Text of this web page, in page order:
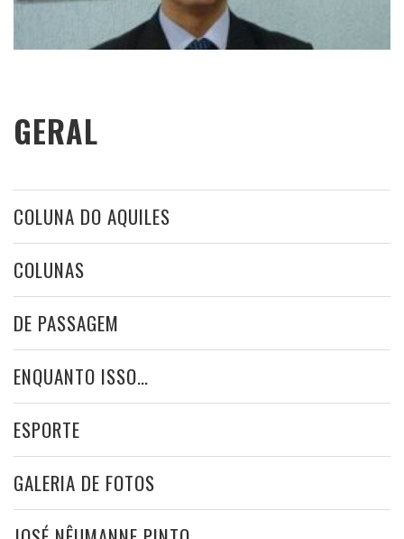
GERAL
COLUNA DO AQUILES
COLUNAS
DE PASSAGEM
ENQUANTO ISSO…
ESPORTE
GALERIA DE FOTOS